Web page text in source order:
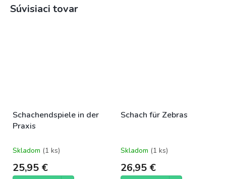
Súvisiaci tovar
Schachendspiele in der
Praxis
Skladom (1 ks)
25,95 €
Schach für Zebras
Skladom (1 ks)
26,95 €